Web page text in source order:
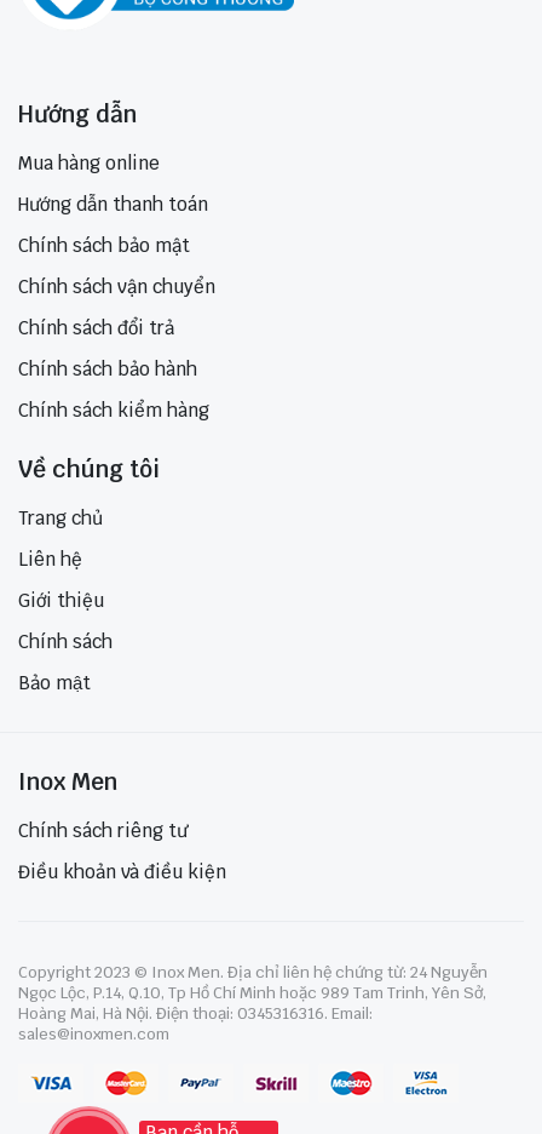
Hướng dẫn
Mua hàng online
Hướng dẫn thanh toán
Chính sách bảo mật
Chính sách vận chuyển
Chính sách đổi trả
Chính sách bảo hành
Chính sách kiểm hàng
Về chúng tôi
Trang chủ
Liên hệ
Giới thiệu
Chính sách
Bảo mật
Inox Men
Chính sách riêng tư
Điều khoản và điều kiện
Copyright 2023 © Inox Men. Địa chỉ liên hệ chứng từ: 24 Nguyễn
Ngọc Lộc, P.14, Q.10, Tp Hồ Chí Minh hoặc 989 Tam Trinh, Yên Sở,
Hoàng Mai, Hà Nội. Điện thoại: 0345316316. Email:
sales@inoxmen.com